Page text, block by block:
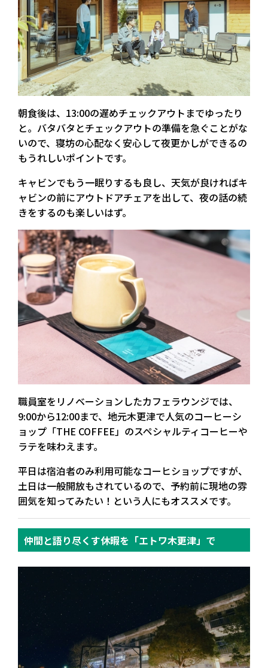
朝食後は、13:00の遅めチェックアウトまでゆったり
と。 バタバタとチェックアウトの準備を急ぐことがな
いので、寝坊の心配なく安心して夜更かしができるの
もうれしいポイントです。
キャビンでもう一眠りするも良し、天気が良ければキ
ャビンの前にアウトドアチェアを出して、夜の話の続
きをするのも楽しいはず。
職員室をリノベーションしたカフェラウンジでは、
9:00から12:00まで、地元木更津で人気のコーヒーシ
ョップ「THE COFFEE」のスペシャルティコーヒーや
ラテを味わえます。
平日は宿泊者のみ利用可能なコーヒショップですが、
土日は一般開放もされているので、予約前に現地の雰
囲気を知ってみたい！という人にもオススメです。
仲間と語り尽くす休暇を「エトワ木更津」で